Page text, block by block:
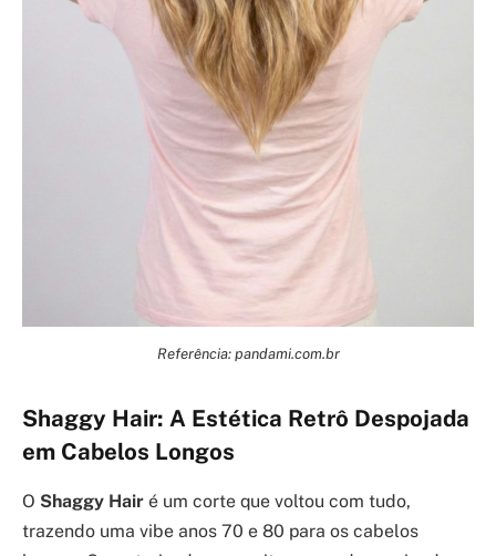
Referência: pandami.com.br
Shaggy Hair: A Estética Retrô Despojada
em Cabelos Longos
O Shaggy Hair é um corte que voltou com tudo,
trazendo uma vibe anos 70 e 80 para os cabelos